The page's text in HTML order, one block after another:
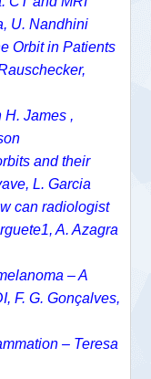
U. Nandhini
Orbit in Patients
H. James ,
and their
L. Garcia
can radiologist
A. Azagra
– A
F. G. Gonçalves,
– Teresa